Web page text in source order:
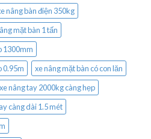
nâng bàn điện 350kg
mặt bàn 1 tấn
1300mm
0.95m
xe nâng mặt bàn có con lăn
xe nâng tay 2000kg càng hẹp
càng dài 1.5 mét